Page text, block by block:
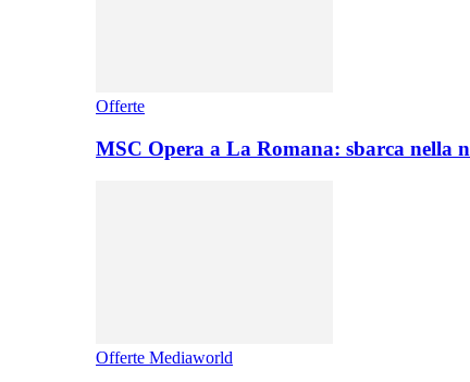
Offerte
MSC Opera a La Romana: sbarca nella
Offerte Mediaworld